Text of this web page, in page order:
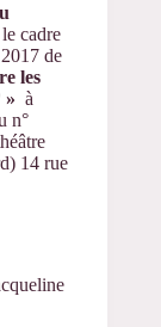
cadre
de
les
» à
n°
14 rue